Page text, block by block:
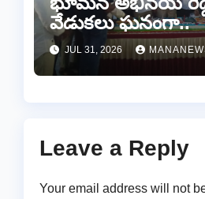
వేడుకలు ఘనంగా..
JUL 31, 2026
Leave a Reply
Your email address will not